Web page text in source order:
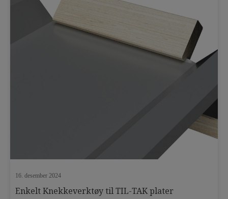
16. desember 2024
Enkelt Knekkeverktøy til TIL-TAK plater